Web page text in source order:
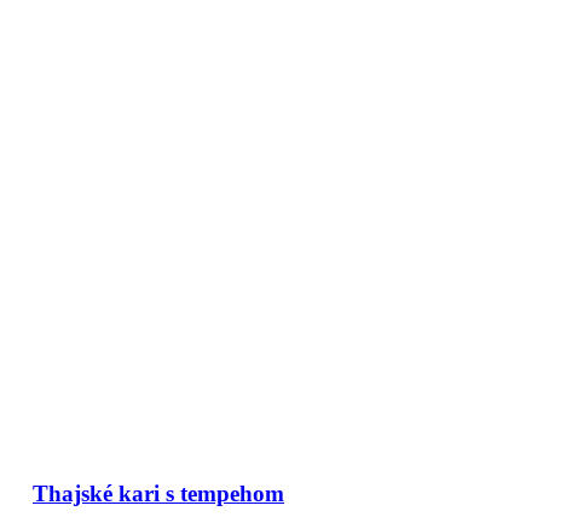
Thajské kari s tempehom